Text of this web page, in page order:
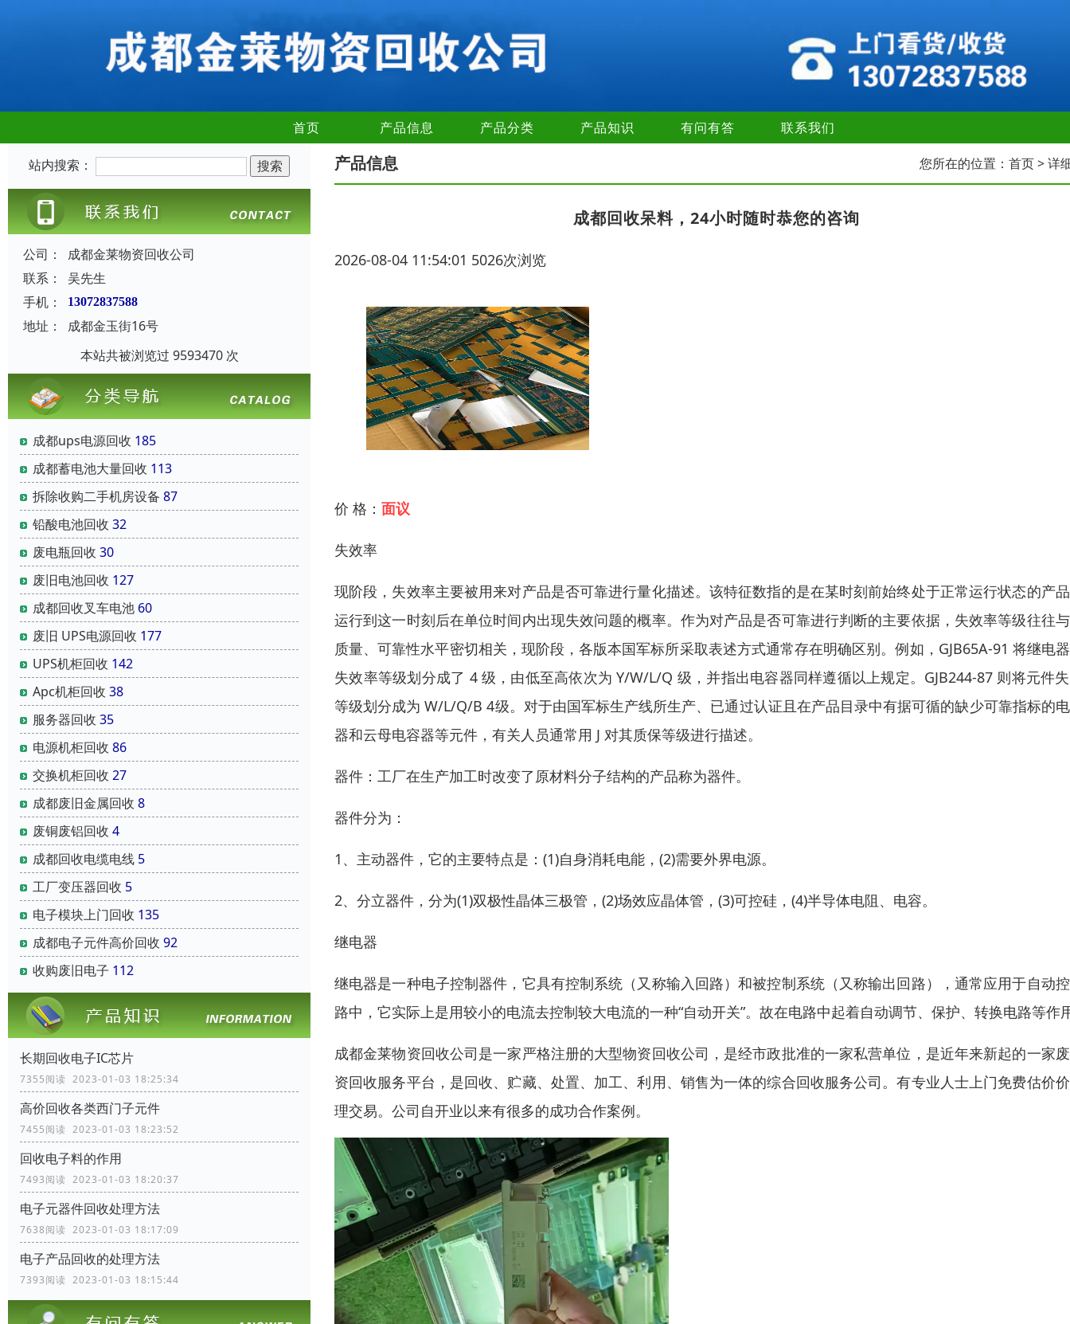
首页 产品信息 产品分类 产品知识 有问有答 联系我们
站内搜索：
公司：
成都金莱物资回收公司
联系：
吴先生
手机：
13072837588
地址：
成都金玉街16号
本站共被浏览过 9593470 次
成都ups电源回收 185
成都蓄电池大量回收 113
拆除收购二手机房设备 87
铅酸电池回收 32
废电瓶回收 30
废旧电池回收 127
成都回收叉车电池 60
废旧 UPS电源回收 177
UPS机柜回收 142
Apc机柜回收 38
服务器回收 35
电源机柜回收 86
交换机柜回收 27
成都废旧金属回收 8
废铜废铝回收 4
成都回收电缆电线 5
工厂变压器回收 5
电子模块上门回收 135
成都电子元件高价回收 92
收购废旧电子 112
长期回收电子IC芯片
7355阅读 2023-01-03 18:25:34
高价回收各类西门子元件
7455阅读 2023-01-03 18:23:52
回收电子料的作用
7493阅读 2023-01-03 18:20:37
电子元器件回收处理方法
7638阅读 2023-01-03 18:17:09
电子产品回收的处理方法
7393阅读 2023-01-03 18:15:44
产品信息 您所在的位置： 首页> 详
成都回收呆料，24小时随时恭您的咨询
2026-08-04 11:54:01 5026次浏览
价 格： 面议
失效率
现阶段，失效率主要被用来对产品是否可靠进行量化描述。该特征数指的是在某时刻前始终处于正常运行状态的产
运行到这一时刻后在单位时间内出现失效问题的概率。作为对产品是否可靠进行判断的主要依据，失效率等级往往
质量、可靠性水平密切相关，现阶段，各版本国军标所采取表述方式通常存在明确区别。例如，GJB65A-91 将继电
失效率等级划分成了 4 级，由低至高依次为 Y/W/L/Q 级，并指出电容器同样遵循以上规定。GJB244-87 则将元件
等级划分成为 W/L/Q/B 4级。对于由国军标生产线所生产、已通过认证且在产品目录中有据可循的缺少可靠指标的
器和云母电容器等元件，有关人员通常用 J 对其质保等级进行描述。
器件：工厂在生产加工时改变了原材料分子结构的产品称为器件。
器件分为：
1、主动器件，它的主要特点是：(1)自身消耗电能，(2)需要外界电源。
2、分立器件，分为(1)双极性晶体三极管，(2)场效应晶体管，(3)可控硅，(4)半导体电阻、电容。
继电器
继电器是一种电子控制器件，它具有控制系统（又称输入回路）和被控制系统（又称输出回路），通常应用于自动
路中，它实际上是用较小的电流去控制较大电流的一种“自动开关”。故在电路中起着自动调节、保护、转换电路等作
成都金莱物资回收公司是一家严格注册的大型物资回收公司，是经市政批准的一家私营单位，是近年来新起的一家
资回收服务平台，是回收、贮藏、处置、加工、利用、销售为一体的综合回收服务公司。有专业人士上门免费估价
理交易。公司自开业以来有很多的成功合作案例。